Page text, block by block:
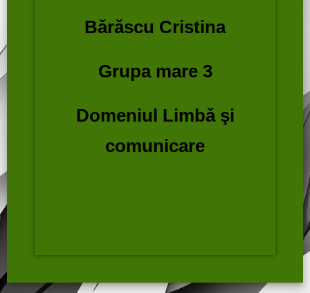
Bǎrǎscu Cristina
Grupa mare 3
Domeniul Limbǎ şi
comunicare